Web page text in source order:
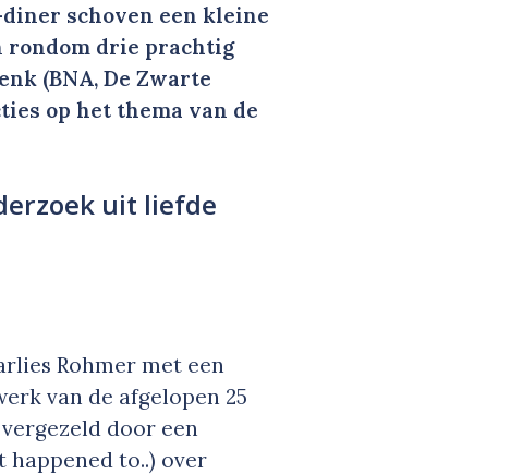
schoven een kleine
rondom drie prachtig
(BNA, De Zwarte
op het thema van de
uit liefde
Rohmer met een
van de afgelopen 25
door een
happened to..) over